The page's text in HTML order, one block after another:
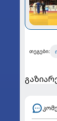
თეგები: